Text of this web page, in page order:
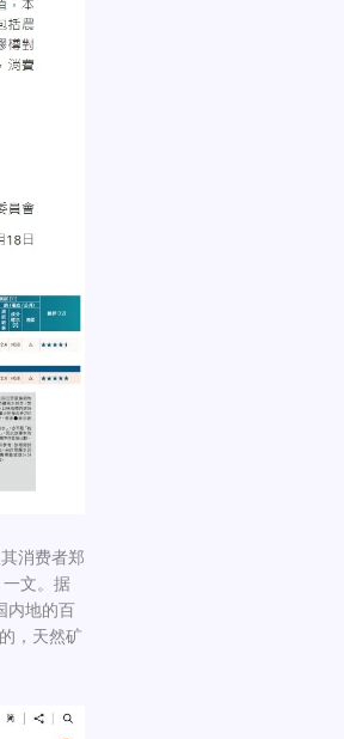
消费者郑
文。据
内地的百
，天然矿